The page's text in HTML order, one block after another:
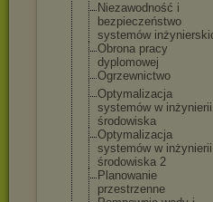
Niezawodność i
bezpieczeństwo
systemów
Obrona pracy
dyplomowej
Ogrzewnictwo
Optymalizacja
systemów w inżynierii
środowiska
Optymalizacja
systemów w inżynierii
środowiska 2
Planowanie
przestrzenne